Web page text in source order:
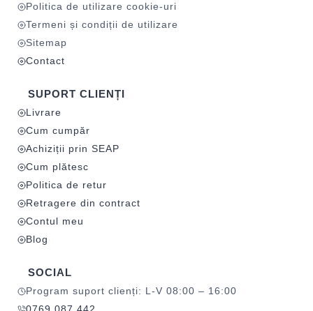
Politica de utilizare cookie-uri
Termeni și condiții de utilizare
Sitemap
Contact
SUPORT CLIENȚI
Livrare
Cum cumpăr
Achiziții prin SEAP
Cum plătesc
Politica de retur
Retragere din contract
Contul meu
Blog
SOCIAL
Program suport clienți: L-V 08:00 – 16:00